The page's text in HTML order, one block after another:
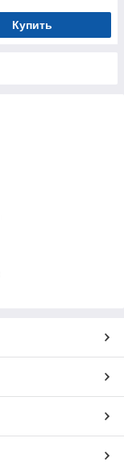
Купить